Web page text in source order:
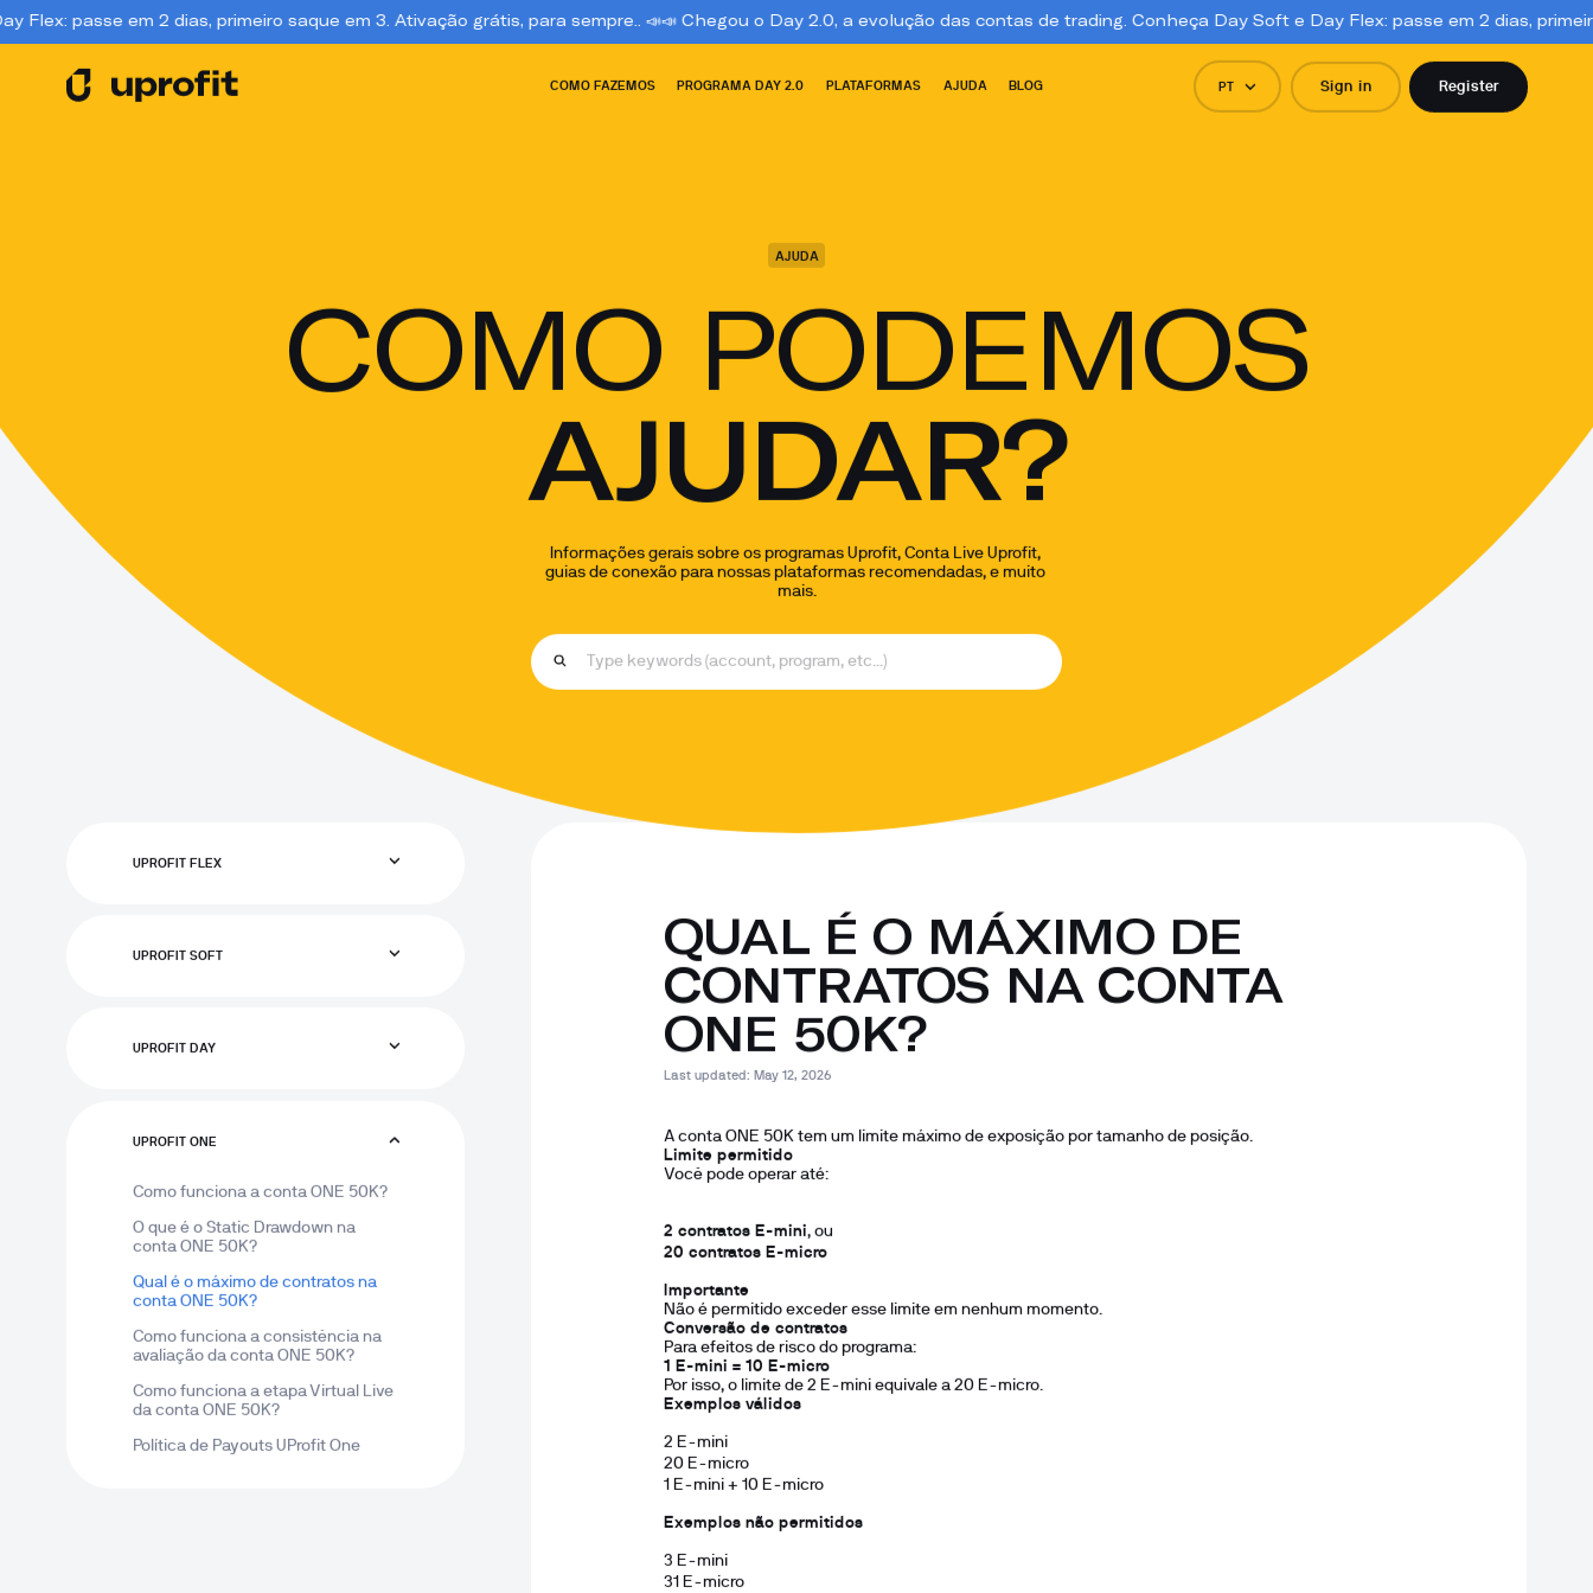
2 dias, primeiro saque em 3. Ativação grátis, para sempre.. 📣📣 Chegou o Day 2.0, a evolução das contas de trading. Conheça Day Soft e Day Flex: passe em 2 dias, primeiro saque em 3.
COMO FAZEMOS PROGRAMA DAY 2.0 PLATAFORMAS AJUDA BLOG PT Sign in Register
AJUDA
COMO PODEMOS
AJUDAR?
Informações gerais sobre os programas Uprofit, Conta Live Uprofit,
guias de conexão para nossas plataformas recomendadas, e muito
mais.
UPROFIT FLEX
UPROFIT SOFT
UPROFIT DAY
UPROFIT ONE
Como funciona a conta ONE 50K?
O que é o Static Drawdown na
conta ONE 50K?
Qual é o máximo de contratos na
conta ONE 50K?
Como funciona a consistência na
avaliação da conta ONE 50K?
Como funciona a etapa Virtual Live
da conta ONE 50K?
Política de Payouts UProfit One
QUAL É O MÁXIMO DE
CONTRATOS NA CONTA
ONE 50K?
Last updated: May 12, 2026
A conta ONE 50K tem um limite máximo de exposição por tamanho de posição.
Limite permitido
Você pode operar até:
2 contratos E-mini, ou
20 contratos E-micro
Importante
Não é permitido exceder esse limite em nenhum momento.
Conversão de contratos
Para efeitos de risco do programa:
1 E-mini = 10 E-micro
Por isso, o limite de 2 E-mini equivale a 20 E-micro.
Exemplos válidos
2 E-mini
20 E-micro
1 E-mini + 10 E-micro
Exemplos não permitidos
3 E-mini
31 E-micro